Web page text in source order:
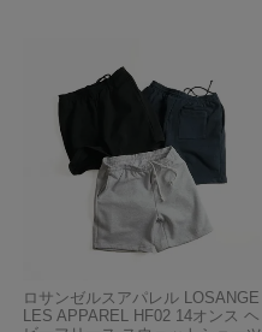
ロサンゼルスアパレル LOSANGE
LES APPAREL HF02 14オンス ヘ